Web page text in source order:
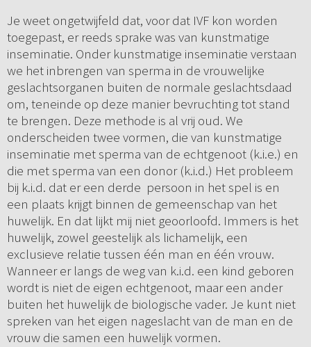
Je weet ongetwijfeld dat, voor dat IVF kon worden
toegepast, er reeds sprake was van kunstmatige
inseminatie. Onder kunstmatige inseminatie verstaan
we het inbrengen van sperma in de vrouwelijke
geslachtsorganen buiten de normale geslachtsdaad
om, teneinde op deze manier bevruchting tot stand
te brengen. Deze methode is al vrij oud. We
onderscheiden twee vormen, die van kunstmatige
inseminatie met sperma van de echtgenoot (k.i.e.) en
die met sperma van een donor (k.i.d.) Het probleem
bij k.i.d. dat er een derde persoon in het spel is en
een plaats krijgt binnen de gemeenschap van het
huwelijk. En dat lijkt mij niet geoorloofd. Immers is het
huwelijk, zowel geestelijk als lichamelijk, een
exclusieve relatie tussen één man en één vrouw.
Wanneer er langs de weg van k.i.d. een kind geboren
wordt is niet de eigen echtgenoot, maar een ander
buiten het huwelijk de biologische vader. Je kunt niet
spreken van het eigen nageslacht van de man en de
vrouw die samen een huwelijk vormen.